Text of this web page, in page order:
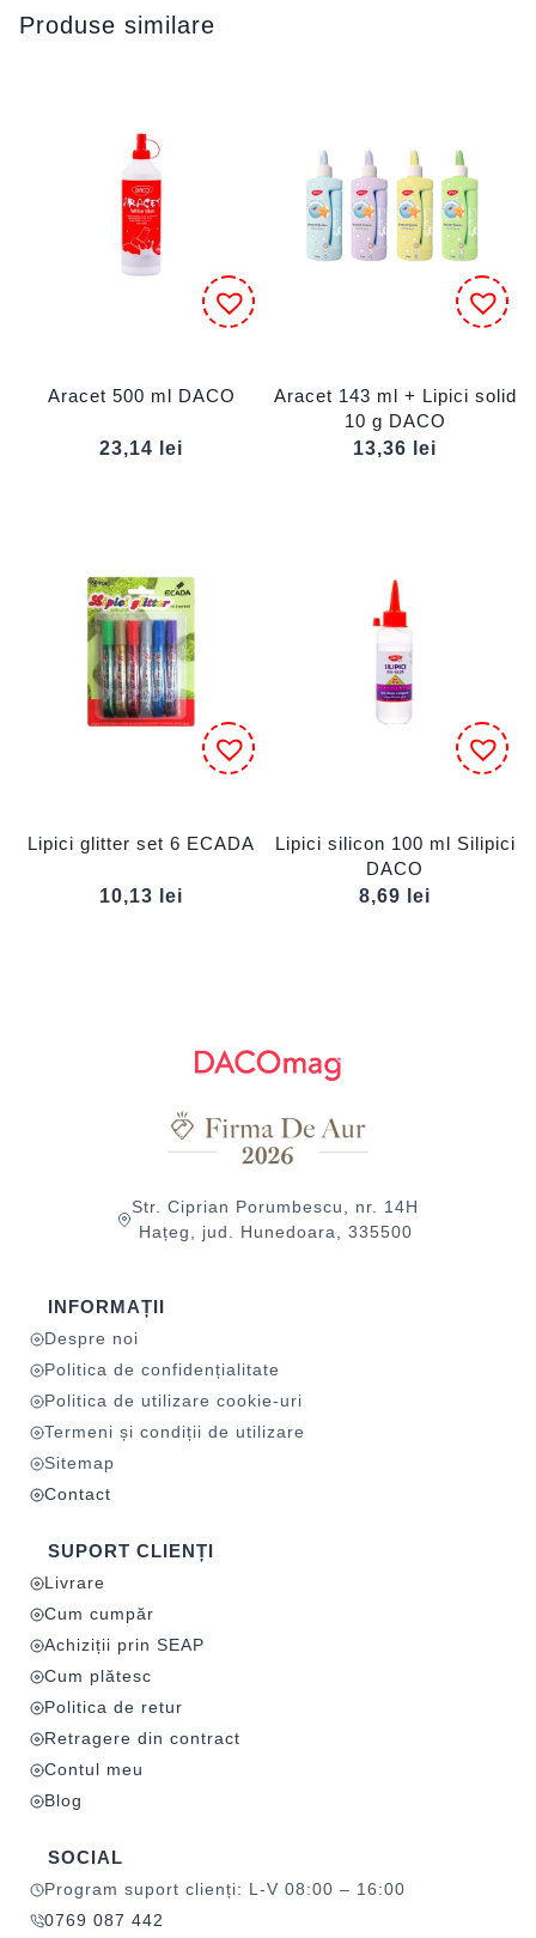
Produse similare
Aracet 500 ml DACO
23,14 lei
Aracet 143 ml + Lipici solid
10 g DACO
13,36
lei
Lipici glitter set 6 ECADA
10,13 lei
Lipici silicon 100 ml Silipici
DACO
8,69
lei
Str. Ciprian Porumbescu, nr. 14H
Hațeg, jud. Hunedoara, 335500
INFORMAȚII
Despre noi
Politica de confidențialitate
Politica de utilizare cookie-uri
Termeni și condiții de utilizare
Sitemap
Contact
SUPORT CLIENȚI
Livrare
Cum cumpăr
Achiziții prin SEAP
Cum plătesc
Politica de retur
Retragere din contract
Contul meu
Blog
SOCIAL
Program suport clienți: L-V 08:00 – 16:00
0769 087 442